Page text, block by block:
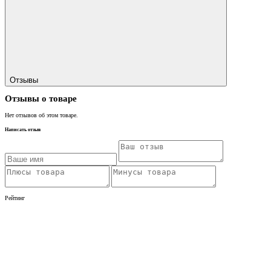
Отзывы
Отзывы о товаре
Нет отзывов об этом товаре.
Написать отзыв
Рейтинг